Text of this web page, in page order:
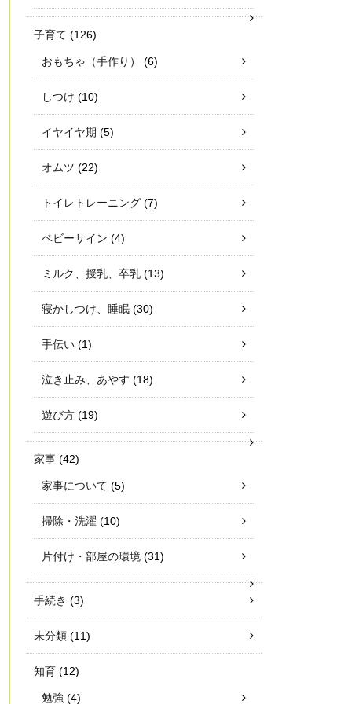
子育て (126)
おもちゃ（手作り） (6)
しつけ (10)
イヤイヤ期 (5)
オムツ (22)
トイレトレーニング (7)
ベビーサイン (4)
ミルク、授乳、卒乳 (13)
寝かしつけ、睡眠 (30)
手伝い (1)
泣き止み、あやす (18)
遊び方 (19)
家事 (42)
家事について (5)
掃除・洗濯 (10)
片付け・部屋の環境 (31)
手続き (3)
未分類 (11)
知育 (12)
勉強 (4)